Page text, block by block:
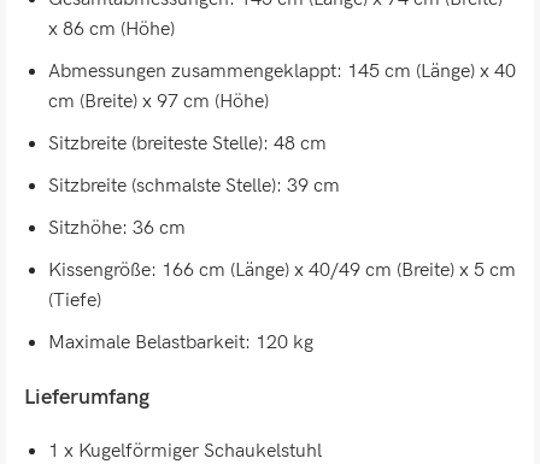
x 86 cm (Höhe)
Abmessungen zusammengeklappt: 145 cm (Länge) x 40
cm (Breite) x 97 cm (Höhe)
Sitzbreite (breiteste Stelle): 48 cm
Sitzbreite (schmalste Stelle): 39 cm
Sitzhöhe: 36 cm
Kissengröße: 166 cm (Länge) x 40/49 cm (Breite) x 5 cm
(Tiefe)
Maximale Belastbarkeit: 120 kg
Lieferumfang
1 x Kugelförmiger Schaukelstuhl